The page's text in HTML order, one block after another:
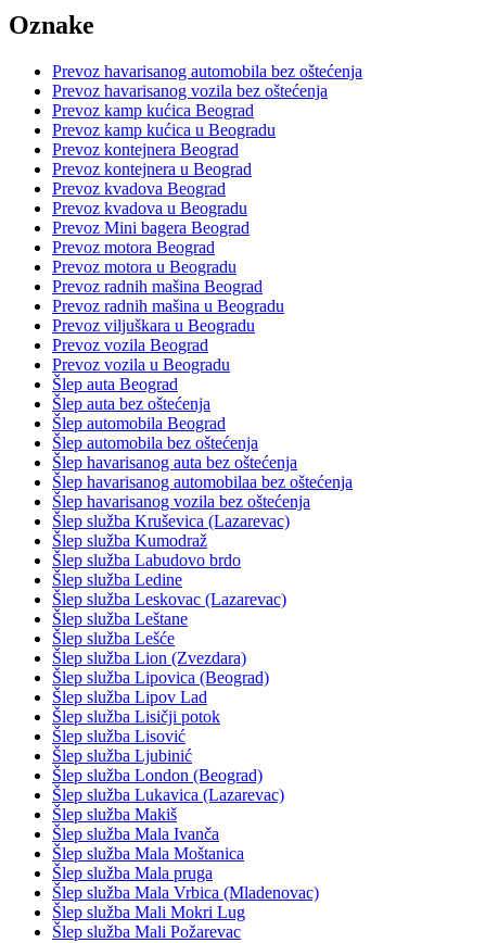
Oznake
Prevoz havarisanog automobila bez oštećenja
Prevoz havarisanog vozila bez oštećenja
Prevoz kamp kućica Beograd
Prevoz kamp kućica u Beogradu
Prevoz kontejnera Beograd
Prevoz kontejnera u Beograd
Prevoz kvadova Beograd
Prevoz kvadova u Beogradu
Prevoz Mini bagera Beograd
Prevoz motora Beograd
Prevoz motora u Beogradu
Prevoz radnih mašina Beograd
Prevoz radnih mašina u Beogradu
Prevoz viljuškara u Beogradu
Prevoz vozila Beograd
Prevoz vozila u Beogradu
Šlep auta Beograd
Šlep auta bez oštećenja
Šlep automobila Beograd
Šlep automobila bez oštećenja
Šlep havarisanog auta bez oštećenja
Šlep havarisanog automobilaa bez oštećenja
Šlep havarisanog vozila bez oštećenja
Šlep služba Kruševica (Lazarevac)
Šlep služba Kumodraž
Šlep služba Labudovo brdo
Šlep služba Ledine
Šlep služba Leskovac (Lazarevac)
Šlep služba Leštane
Šlep služba Lešće
Šlep služba Lion (Zvezdara)
Šlep služba Lipovica (Beograd)
Šlep služba Lipov Lad
Šlep služba Lisičji potok
Šlep služba Lisović
Šlep služba Ljubinić
Šlep služba London (Beograd)
Šlep služba Lukavica (Lazarevac)
Šlep služba Makiš
Šlep služba Mala Ivanča
Šlep služba Mala Moštanica
Šlep služba Mala pruga
Šlep služba Mala Vrbica (Mladenovac)
Šlep služba Mali Mokri Lug
Šlep služba Mali Požarevac